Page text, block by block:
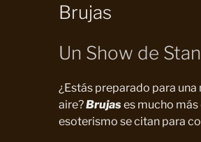
EL
Brujas
Un Show de
¿Estás preparado para una
aire?Brujas es mucho más
esoterismo se citan para